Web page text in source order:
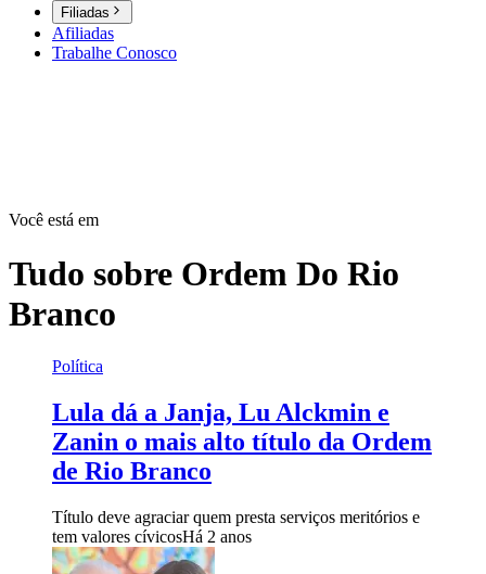
Filiadas
Afiliadas
Trabalhe Conosco
Você está em
Tudo sobre Ordem Do Rio
Branco
Política
Lula dá a Janja, Lu Alckmin e
Zanin o mais alto título da Ordem
de Rio Branco
Título deve agraciar quem presta serviços meritórios e
tem valores cívicosHá 2 anos